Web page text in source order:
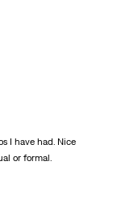
I have had. Nice
or formal.